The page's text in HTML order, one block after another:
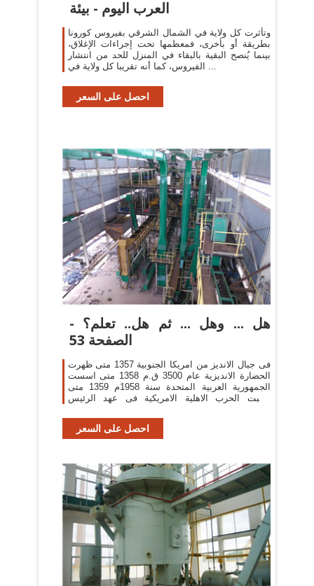
العرب اليوم - بيئة
وتأثرت كل ولاية في الشمال الشرقي بفيروس كورونا
بطريقة أو بأخرى، فمعظمها تحت إجراءات الإغلاق،
بينما يُنصح البقية بالبقاء في المنزل للحد من انتشار
الفيروس، كما أنه تقريبا كل ولاية في ...
احصل على السعر
هل ... وهل ... ثم هل.. تعلم؟ -
الصفحة 53
فى جبال الانديز من امريكا الجنوبية 1357 متى ظهرت
الحضارة الانديزية عام 3500 ق.م 1358 متى اسست
الجمهورية العربية المتحدة سنة 1958م 1359 متى
نشبت الحرب الاهلية الامريكية فى عهد الرئيس
احصل على السعر